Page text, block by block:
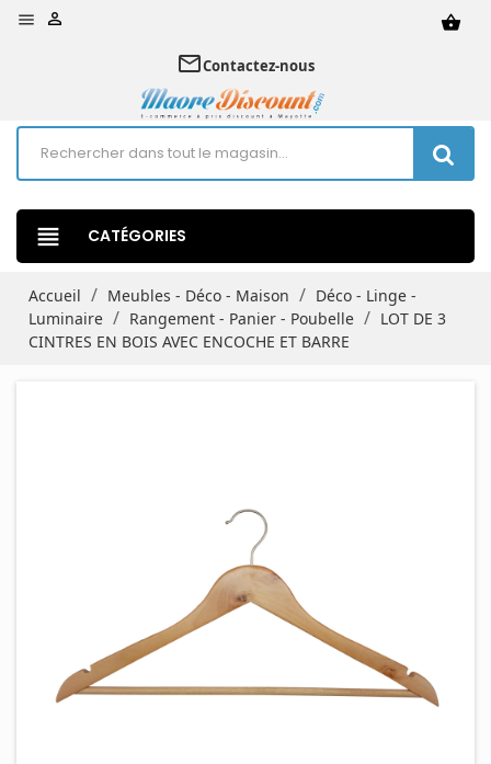
 shopping_basket

mail_outlineContactez-nous
view_headline CATÉGORIES
Accueil Meubles - Déco - Maison
Déco - Linge -
Luminaire
Rangement - Panier - Poubelle
LOT DE 3
CINTRES EN BOIS AVEC ENCOCHE ET BARRE